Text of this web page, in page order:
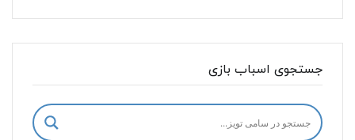
جستجوی اسباب بازی